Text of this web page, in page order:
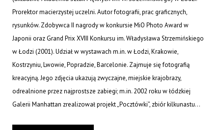
Prorektor macierzystej uczelni. Autor fotografii, prac graficznych,
rysunków. Zdobywca II nagrody w konkursie MiO Photo Award w
Japonii oraz Grand Prix XVIII Konkursu im. Władysława Strzemińskiego
w Łodzi (2001). Udział w wystawach m.in. w Łodzi, Krakowie,
Kostrzyniu, Lwowie, Popradzie, Barcelonie. Zajmuje się fotografią
kreacyjną. Jego zdjęcia ukazują zwyczajne, miejskie krajobrazy,
odrealnione przez najprostsze zabiegi; m.in. 2002 roku w łódzkiej
Galerii Manhattan zrealizował projekt „Pocztówki”, zbiór kilkunastu...